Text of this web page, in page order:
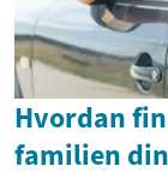
Hvordan
familien din